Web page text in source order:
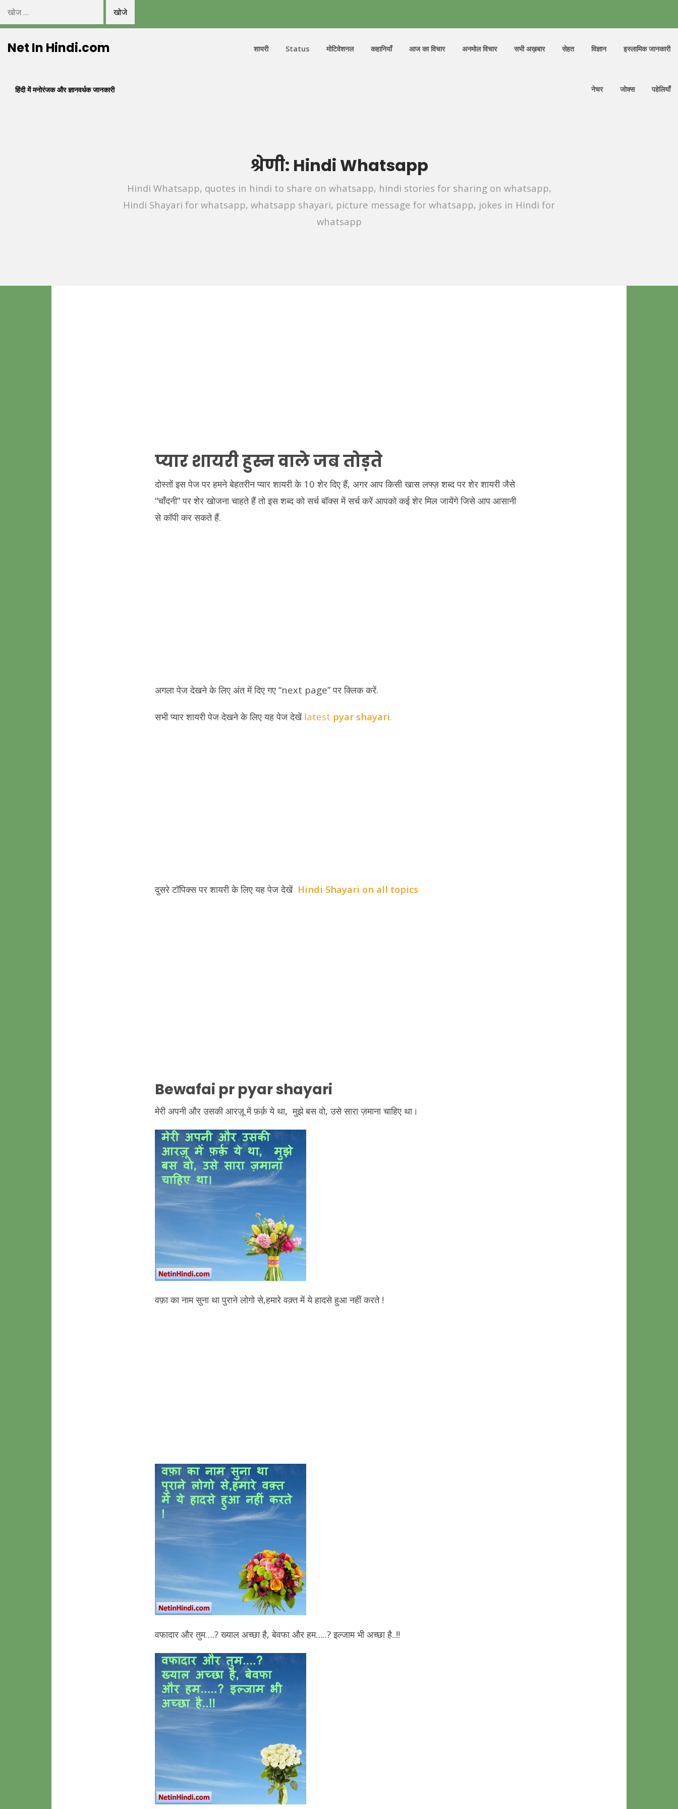
निम्न
को
खोजें:
toNet In Hindi.com
हिंदी में मनोरंजक और ज्ञानवर्धक जानकारी
शायरी Status मोटिवेशनल कहानियाँ आज का विचार अनमोल विचार सभी अख़बार सेहत विज्ञान इस्लामिक जानकारी
नेचर जोक्स पहेलियाँ
श्रेणी: Hindi Whatsapp
Hindi Whatsapp, quotes in hindi to share on whatsapp, hindi stories for sharing on whatsapp,
Hindi Shayari for whatsapp, whatsapp shayari, picture message for whatsapp, jokes in Hindi for
whatsapp
प्यार शायरी हुस्न वाले जब तोड़ते
दोस्तों इस पेज पर हमने बेहतरीन प्यार शायरी के 10 शेर दिए हैं, अगर आप किसी खास लफ्ज़ शब्द पर शेर शायरी जैसे
“चाँदनी” पर शेर खोजना चाहते हैं तो इस शब्द को सर्च बॉक्स में सर्च करें आपको कई शेर मिल जायेंगे जिसे आप आसानी
से कॉपी कर सकते हैं.
अगला पेज देखने के लिए अंत में दिए गए “next page” पर क्लिक करें.
सभी प्यार शायरी पेज देखने के लिए यह पेज देखें latest pyar shayari.
दुसरे टॉपिक्स पर शायरी के लिए यह पेज देखें Hindi Shayari on all topics
Bewafai pr pyar shayari
मेरी अपनी और उसकी आरज़ू में फ़र्क़ ये था, मुझे बस वो, उसे सारा ज़माना चाहिए था।
वफ़ा का नाम सुना था पुराने लोगो से,हमारे वक़्त में ये हादसे हुआ नहीं करते !
वफादार और तुम….? ख्याल अच्छा है, बेवफा और हम…..? इल्जाम भी अच्छा है..!!